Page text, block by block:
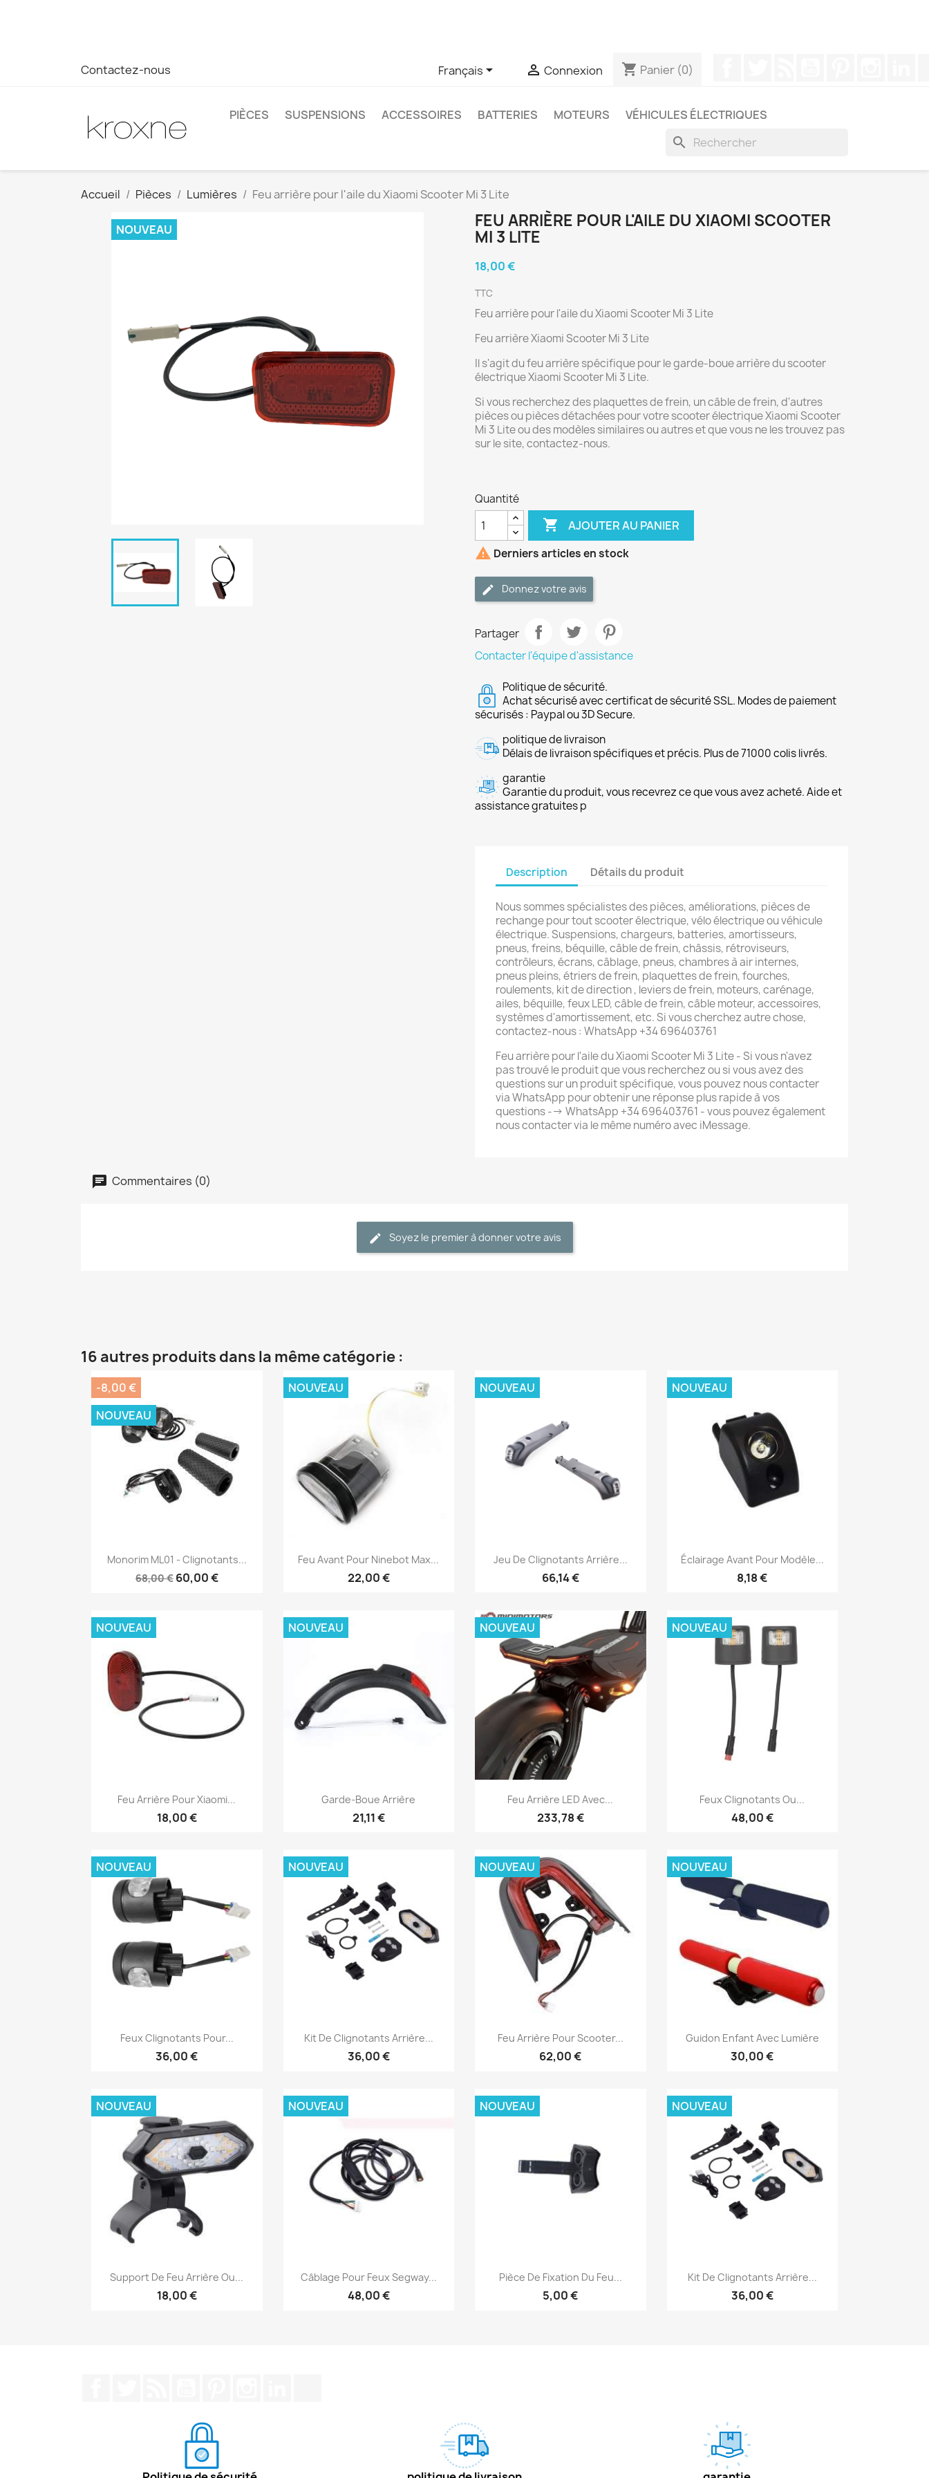
Contactez-nous Français  Connexion shopping_cart Panier (0)
PIÈCES SUSPENSIONS ACCESSOIRES BATTERIES MOTEURS VÉHICULES ÉLECTRIQUES
search
Accueil Pièces Lumières Feu arrière pour l'aile du Xiaomi Scooter Mi 3 Lite
NOUVEAU
FEU ARRIÈRE POUR L'AILE DU XIAOMI SCOOTER
MI 3 LITE
18,00 €
TTC
Feu arrière pour l'aile du Xiaomi Scooter Mi 3 Lite
Feu arrière Xiaomi Scooter Mi 3 Lite
Il s'agit du feu arrière spécifique pour le garde-boue arrière du scooter
électrique Xiaomi Scooter Mi 3 Lite.
Si vous recherchez des plaquettes de frein, un câble de frein, d'autres
pièces ou pièces détachées pour votre scooter électrique Xiaomi Scooter
Mi 3 Lite ou des modèles similaires ou autres et que vous ne les trouvez pas
sur le site, contactez-nous.
Quantité
 AJOUTER AU PANIER
 Derniers articles en stock
Donnez votre avis
Partager
Contacter l'équipe d'assistance
Politique de sécurité.
Achat sécurisé avec certificat de sécurité SSL. Modes de paiement
sécurisés : Paypal ou 3D Secure.
politique de livraison
Délais de livraison spécifiques et précis. Plus de 71000 colis livrés.
garantie
Garantie du produit, vous recevrez ce que vous avez acheté. Aide et
assistance gratuites p
Description Détails du produit
Nous sommes spécialistes des pièces, améliorations, pièces de
rechange pour tout scooter électrique, vélo électrique ou véhicule
électrique. Suspensions, chargeurs, batteries, amortisseurs,
pneus, freins, béquille, câble de frein, châssis, rétroviseurs,
contrôleurs, écrans, câblage, pneus, chambres à air internes,
pneus pleins, étriers de frein, plaquettes de frein, fourches,
roulements, kit de direction , leviers de frein, moteurs, carénage,
ailes, béquille, feux LED, câble de frein, câble moteur, accessoires,
systèmes d'amortissement, etc. Si vous cherchez autre chose,
contactez-nous : WhatsApp +34 696403761
Feu arrière pour l'aile du Xiaomi Scooter Mi 3 Lite - Si vous n'avez
pas trouvé le produit que vous recherchez ou si vous avez des
questions sur un produit spécifique, vous pouvez nous contacter
via WhatsApp pour obtenir une réponse plus rapide à vos
questions --> WhatsApp +34 696403761 - vous pouvez également
nous contacter via le même numéro avec iMessage.
Commentaires (0)
Soyez le premier à donner votre avis
16 autres produits dans la même catégorie :
Aperçu rapide
Monorim ML01 - Clignotants...
68,00 € 60,00 €
-8,00 €
NOUVEAU
Aperçu rapide
Feu Avant Pour Ninebot Max...
22,00 €
NOUVEAU
Aperçu rapide
Jeu De Clignotants Arrière...
66,14 €
NOUVEAU
Aperçu rapide
Éclairage Avant Pour Modèle...
8,18 €
NOUVEAU
Aperçu rapide
Feu Arrière Pour Xiaomi...
18,00 €
NOUVEAU
Aperçu rapide
Garde-Boue Arrière
21,11 €
NOUVEAU
Aperçu rapide
Feu Arrière LED Avec...
233,78 €
NOUVEAU
Aperçu rapide
Feux Clignotants Ou...
48,00 €
NOUVEAU
Aperçu rapide
Feux Clignotants Pour...
36,00 €
NOUVEAU
Aperçu rapide
Kit De Clignotants Arrière...
36,00 €
NOUVEAU
Aperçu rapide
Feu Arrière Pour Scooter...
62,00 €
NOUVEAU
 Aperçu rapide
Guidon Enfant Avec Lumière
30,00 €
NOUVEAU
Aperçu rapide
Support De Feu Arrière Ou...
18,00 €
NOUVEAU
Aperçu rapide
Câblage Pour Feux Segway...
48,00 €
NOUVEAU
Aperçu rapide
Pièce De Fixation Du Feu...
5,00 €
NOUVEAU
Aperçu rapide
Kit De Clignotants Arrière...
36,00 €
NOUVEAU